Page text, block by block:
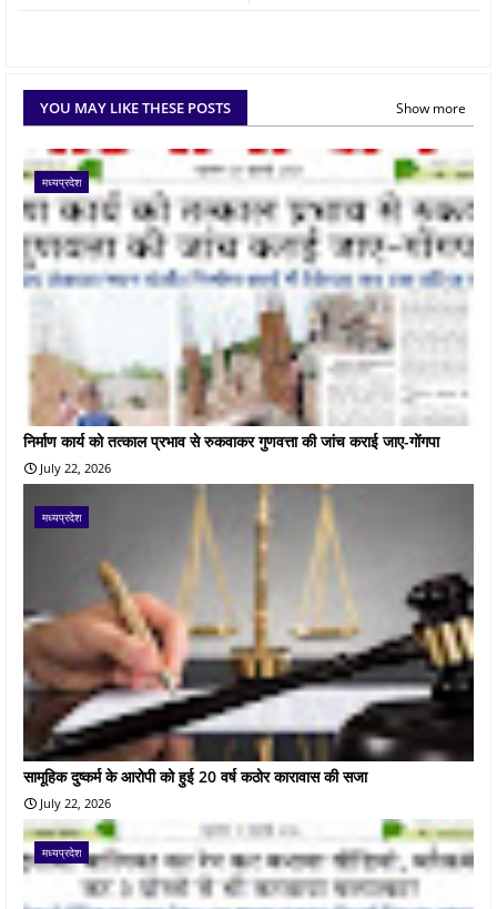
YOU MAY LIKE THESE POSTS Show more
मध्यप्रदेश
निर्माण कार्य को तत्काल प्रभाव से रुकवाकर गुणवत्ता की जांच कराई जाए-गोंगपा
July 22, 2026
मध्यप्रदेश
सामूहिक दुष्कर्म के आरोपी को हुई 20 वर्ष कठोर कारावास की सजा
July 22, 2026
मध्यप्रदेश